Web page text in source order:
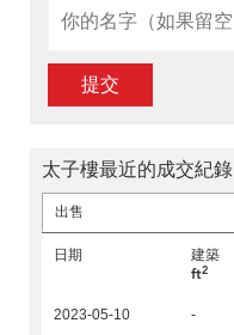
提交
太子樓最近的成交紀錄
出售
日期
建築
ft2
2023-05-10 -